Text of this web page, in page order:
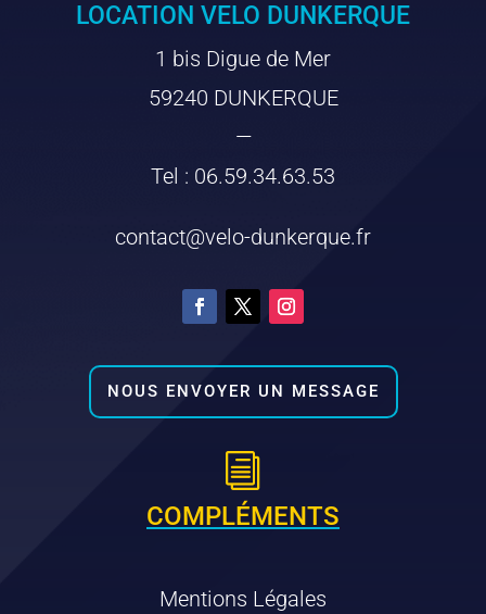
LOCATION VELO DUNKERQUE
1 bis Digue de Mer
59240 DUNKERQUE
—
Tel : 06.59.34.63.53
contact@velo-dunkerque.fr
NOUS ENVOYER UN MESSAGE
i
COMPLÉMENTS
Mentions Légales